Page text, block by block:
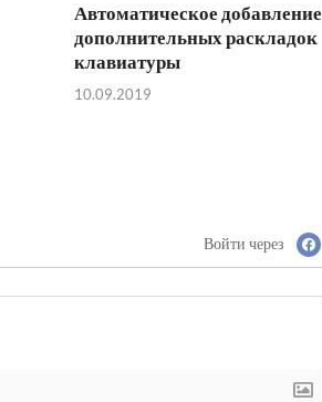
Автоматическое добавление
дополнительных раскладок
клавиатуры
10.09.2019
Войти через